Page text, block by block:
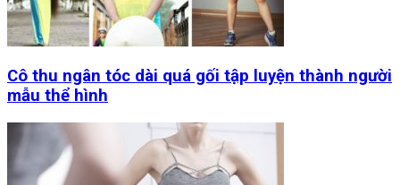
Cô thu ngân tóc dài quá gối tập luyện thành người
mẫu thể hình